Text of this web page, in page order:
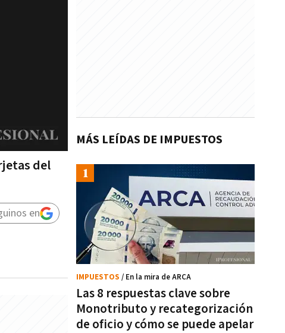
del
en
MÁS LEÍDAS DE IMPUESTOS
Las 8 respuestas clave sobre
Monotributo y recategorización
de oficio y cómo se puede apelar
IMPUESTOS / En la mira de ARCA